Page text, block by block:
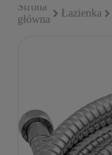
Strona
główna
Łazienka